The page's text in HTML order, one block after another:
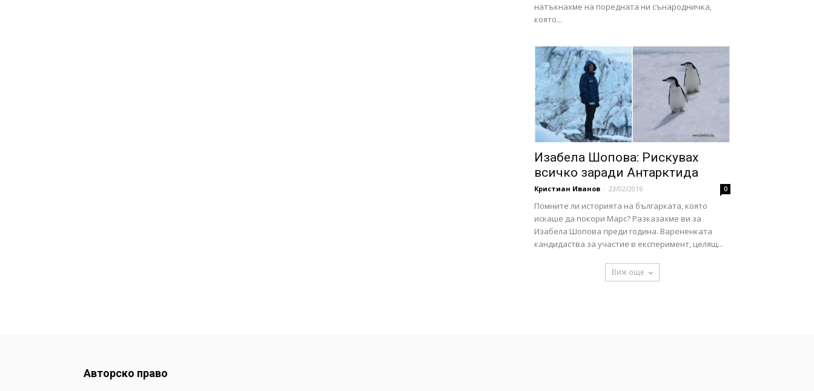
натъкнахме на поредната ни сънародничка,
която...
Изабела Шопова: Рискувах
всичко заради Антарктида
Кристиан Иванов - 23/02/2016 0
Помните ли историята на българката, която
искаше да покори Марс? Разказахме ви за
Изабела Шопова преди година. Варененката
кандидаства за участие в експеримент, целящ...
Виж още
Авторско право